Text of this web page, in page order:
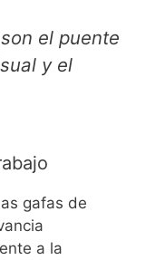
el puente
y el
gafas de
a la